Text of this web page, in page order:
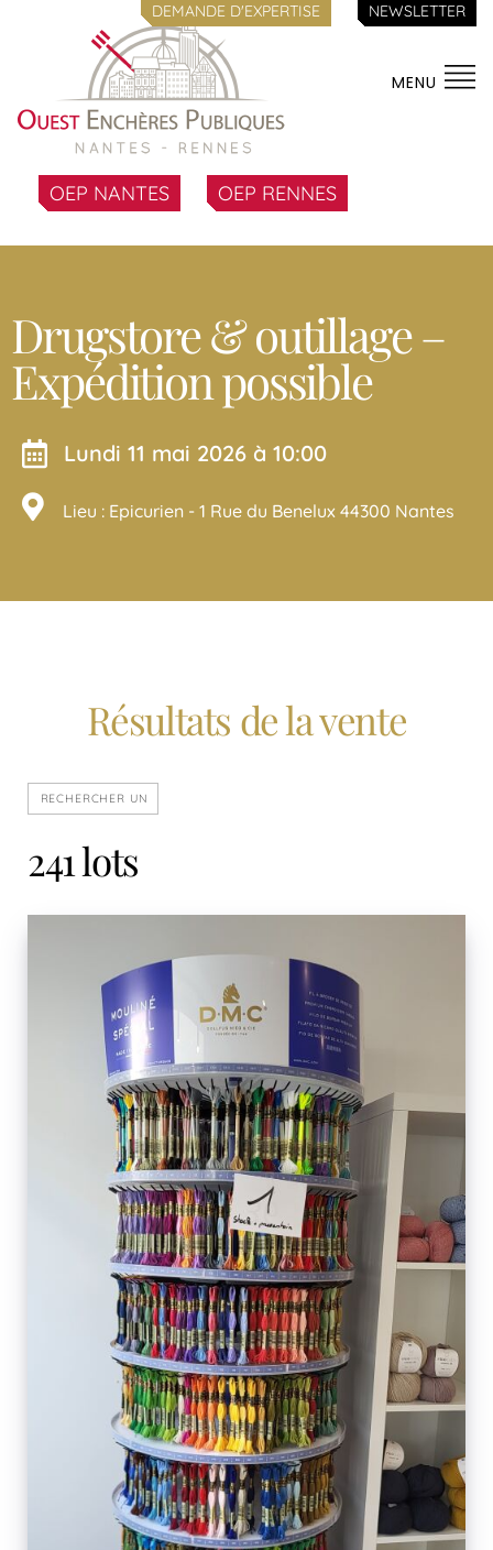
DEMANDE D'EXPERTISE NEWSLETTER
MENU
OEP NANTES OEP RENNES
Drugstore & outillage –
Expédition possible
lundi 11 mai 2026 à 10:00
Lieu : Epicurien - 1 Rue du Benelux 44300 Nantes
Résultats de la vente
241 lots